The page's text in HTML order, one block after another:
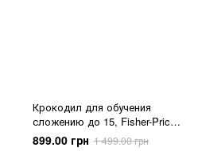
Крокодил для обучения
сложению до 15, Fisher-Price,
3+
899.00 грн 1 499.00 грн